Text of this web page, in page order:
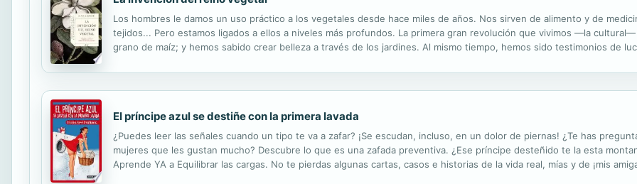
Los hombres le damos un uso práctico a los vegetales desde hace miles de años. Nos sirven de alimento y de
tejidos... Pero estamos ligados a ellos a niveles más profundos. La primera gran revolución que vivimos —la
grano de maíz; y hemos sabido crear belleza a través de los jardines. Al mismo tiempo, hemos sido testimonios de
El príncipe azul se destiñe con la primera lavada
¿Puedes leer las señales cuando un tipo te va a zafar? ¡Se escudan, incluso, en un dolor de piernas! ¿Te has
mujeres que les gustan mucho? Descubre lo que es una zafada preventiva. ¿Ese príncipe desteñido te la esta
Aprende YA a Equilibrar las cargas. No te pierdas algunas cartas, casos e historias de la vida real, mías y de ¡mis